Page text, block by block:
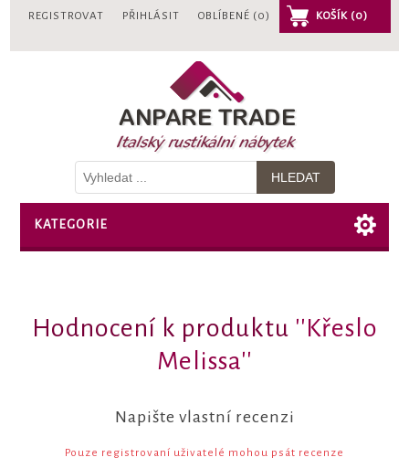
REGISTROVAT PŘIHLÁSIT OBLÍBENÉ (0) KOŠÍK (0)
KATEGORIE
Hodnocení k produktu
Křeslo
Melissa
Napište vlastní recenzi
Pouze registrovaní uživatelé mohou psát recenze